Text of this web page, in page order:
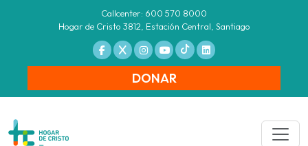
Callcenter: 600 570 8000
Hogar de Cristo 3812, Estación Central, Santiago
DONAR